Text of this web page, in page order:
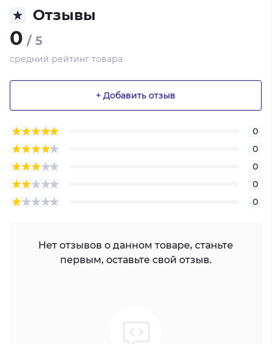
Отзывы
0 / 5
средний рейтинг товара
+ Добавить отзыв
0
0
0
0
0
Нет отзывов о данном товаре, станьте
первым, оставьте свой отзыв.